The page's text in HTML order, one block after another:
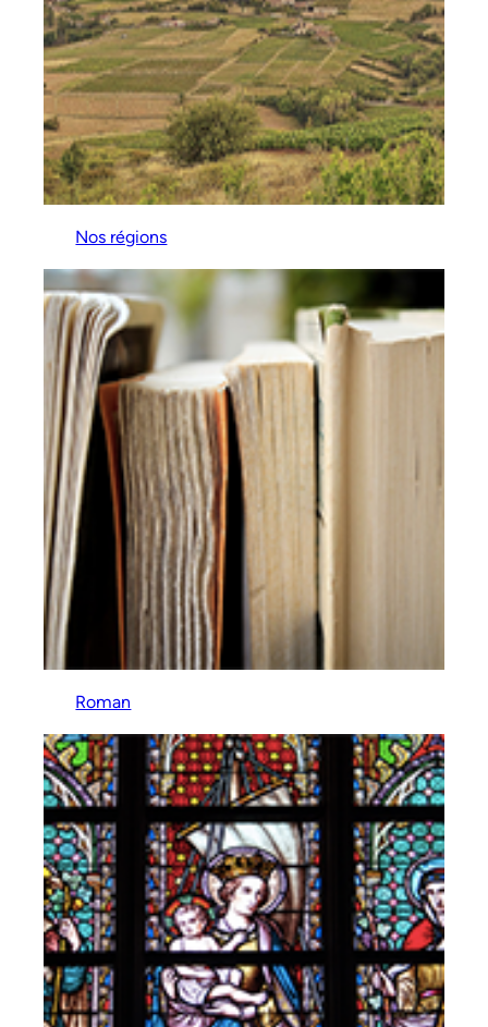
Nos régions
Roman